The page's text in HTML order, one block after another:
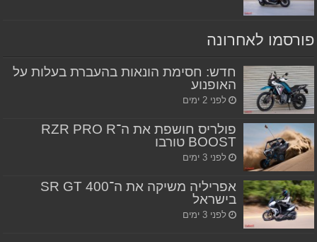
פורסמו לאחרונה
חדש: חסימת הונאות בהעברת בעלות על
האופנוע
לפני 2 ימים
פולריס חושפת את ה־RZR PRO R
BOOST טורבו
לפני 3 ימים
אפריליה משיקה את ה־SR GT 400
בישראל
לפני 3 ימים